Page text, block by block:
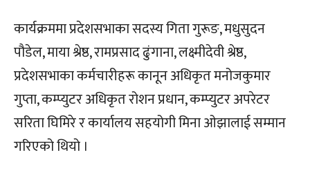
कार्यक्रममा प्रदेशसभाका सदस्य गिता गुरूङ, मधुसुदन
पौडेल, माया श्रेष्ठ, रामप्रसाद ढुंगाना, लक्ष्मीदेवी श्रेष्ठ,
प्रदेशसभाका कर्मचारीहरू कानून अधिकृत मनोजकुमार
गुप्ता, कम्प्युटर अधिकृत रोशन प्रधान, कम्प्युटर अपरेटर
सरिता घिमिरे र कार्यालय सहयोगी मिना ओझालाई सम्मान
गरिएको थियो ।